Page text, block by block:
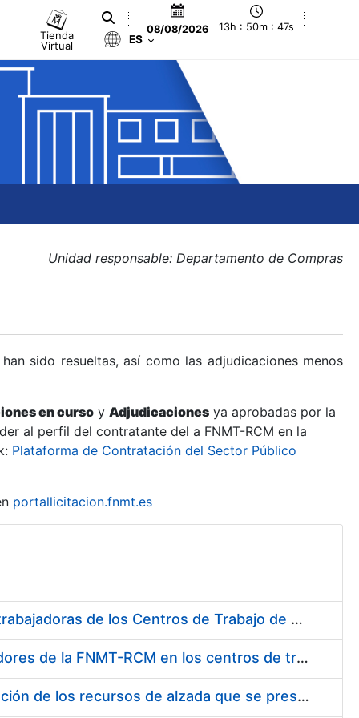
Tienda
Virtual
08/08/2026 13h : 50m : 47s
ES
Unidad responsable: Departamento de Compras
sido resueltas, así como las adjudicaciones menos
en curso y Adjudicaciones ya aprobadas por la
al perfil del contratante del a FNMT-RCM en la
Plataforma de Contratación del Sector Público
portallicitacion.fnmt.es
Suministro de Protectores Auditivos a medida para las personas trabajadoras de los Centros de Trabajo de Madrid y Burgos
Suministro de gafas graduadas antiproyecciones para los trabajadores de la FNMT-RCM en los centros de trabajo de Madrid y Burgos
Servicios de una empresa externa para el asesoramiento y resolución de los recursos de alzada que se presentan relacionados con procesos de selección para la FNMT-RCM